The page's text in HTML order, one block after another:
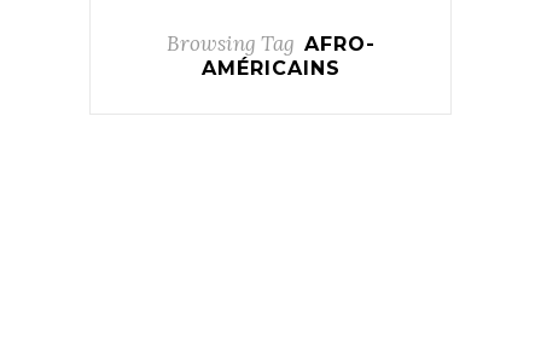
Browsing Tag AFRO-
AMÉRICAINS